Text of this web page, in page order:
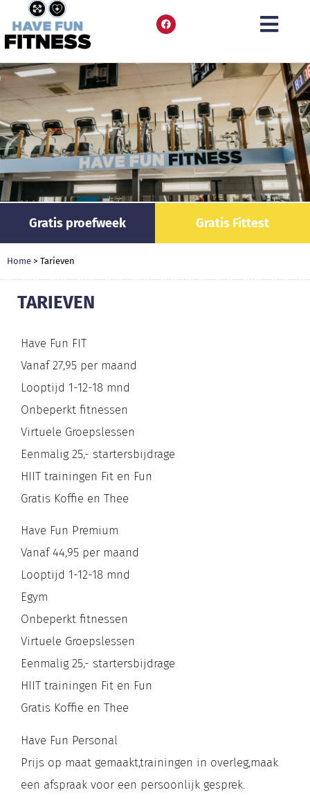
Gratis proefweek Gratis Fittest
Home > Tarieven
TARIEVEN
Have Fun FIT
Vanaf 27,95 per maand
Looptijd 1-12-18 mnd
Onbeperkt fitnessen
Virtuele Groepslessen
Eenmalig 25,- startersbijdrage
HIIT trainingen Fit en Fun
Gratis Koffie en Thee
Have Fun Premium
Vanaf 44,95 per maand
Looptijd 1-12-18 mnd
Egym
Onbeperkt fitnessen
Virtuele Groepslessen
Eenmalig 25,- startersbijdrage
HIIT trainingen Fit en Fun
Gratis Koffie en Thee
Have Fun Personal
Prijs op maat gemaakt,trainingen in overleg,maak
een afspraak voor een persoonlijk gesprek.